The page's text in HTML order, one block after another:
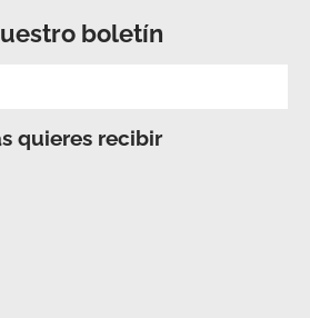
boletín
quieres recibir